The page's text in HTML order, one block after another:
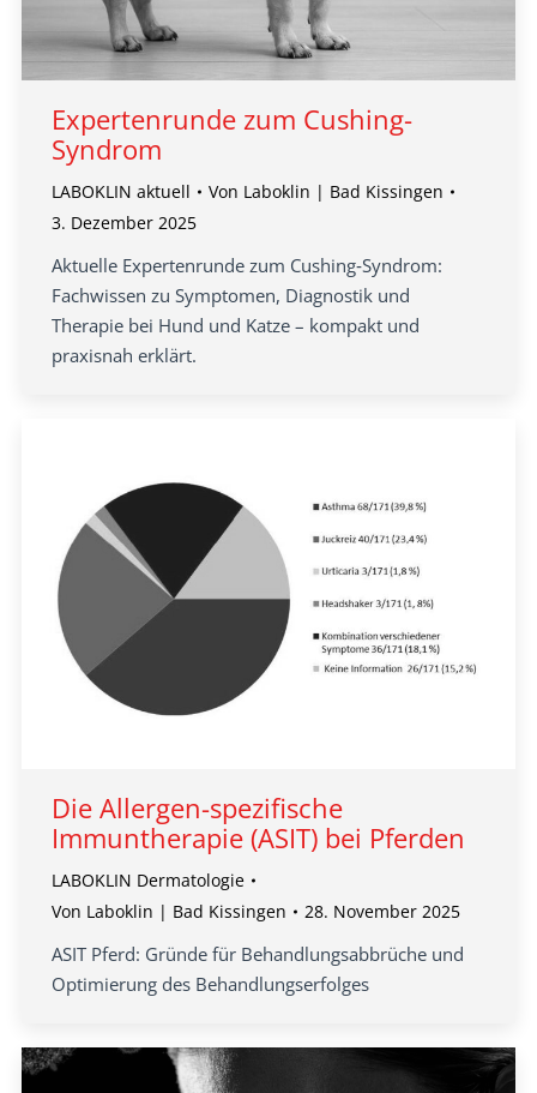
Expertenrunde zum Cushing-
Syndrom
LABOKLIN aktuell Von Laboklin | Bad Kissingen
3. Dezember 2025
Aktuelle Expertenrunde zum Cushing‑Syndrom:
Fachwissen zu Symptomen, Diagnostik und
Therapie bei Hund und Katze – kompakt und
praxisnah erklärt.
Die Allergen-spezifische
Immuntherapie (ASIT) bei Pferden
LABOKLIN Dermatologie
Von Laboklin | Bad Kissingen 28. November 2025
ASIT Pferd: Gründe für Behandlungsabbrüche und
Optimierung des Behandlungserfolges